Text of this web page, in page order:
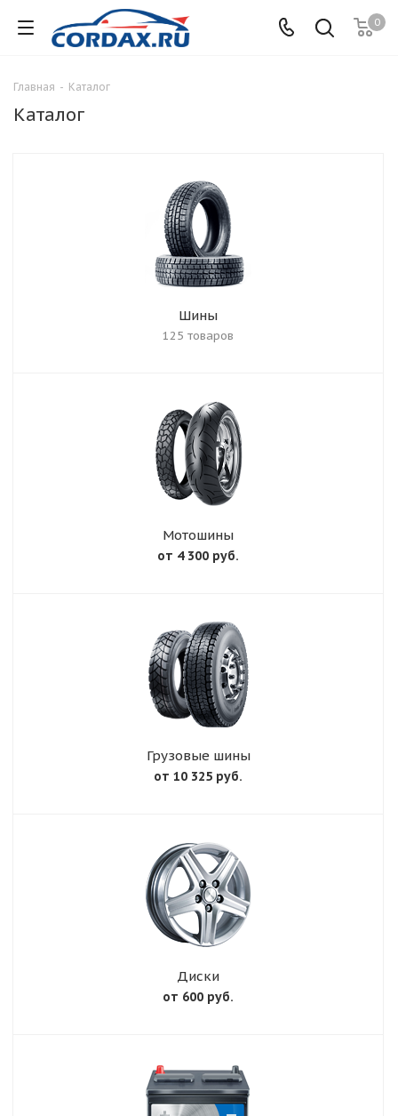
0
Главная - Каталог
Каталог
Шины
125 товаров
Мотошины
от 4 300 руб.
Грузовые шины
от 10 325 руб.
Диски
от 600 руб.